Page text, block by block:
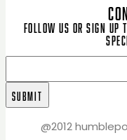
Follow us or sign up
@2012